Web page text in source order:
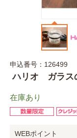
申込番号：126499
ハリオ ガラス
在庫あり
WEBポイント